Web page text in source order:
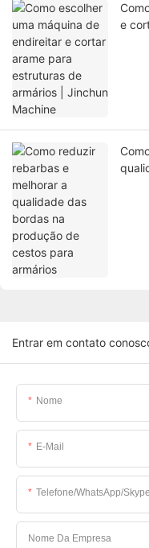
e
Entrar em contato
Nome
E-Mail
Telefone/WhatsApp/Skype
Nome Da Empresa